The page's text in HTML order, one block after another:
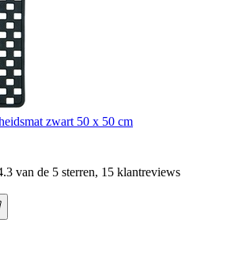
zwart 50 x 50 cm
van de 5 sterren, 15 klantreviews